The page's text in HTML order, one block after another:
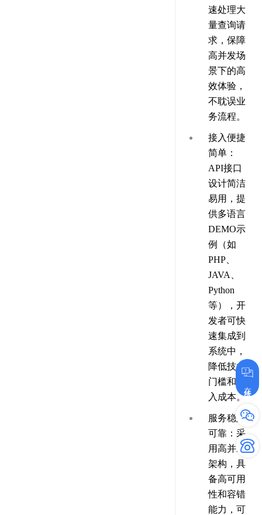
速处理大
量查询请
求，保障
高并发场
景下的高
效体验，
不耽误业
务流程。
接入便捷
简单 ：
API接口
设计简洁
易用，提
供多语言
DEMO示
例（如
PHP、
JAVA、
Python
等），开
发者可快
速集成到
系统中，
降低技术
门槛和接
入成本。
服务稳定
可靠 ：采
用高并发
架构，具
备高可用
性和容错
能力，可
在线咨询